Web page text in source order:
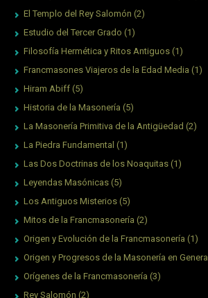
El Templo del Rey Salomón (2)
Estudio del Tercer Grado (1)
Filosofía Hermética y Ritos Antiguos (1)
Francmasones Viajeros de la Edad Media (1)
Hiram Abiff (5)
Historia de la Masonería (5)
La Masonería Primitiva de la Antigüedad (2)
La Piedra Fundamental (1)
Las Dos Doctrinas de los Noaquitas (1)
Leyendas Masónicas (5)
Los Antiguos Misterios (5)
Mitos de la Francmasonería (2)
Origen y Evolución de la Francmasonería (1)
Origen y Progresos de la Masonería en General
Orígenes de la Francmasonería (3)
Rey Salomón (2)